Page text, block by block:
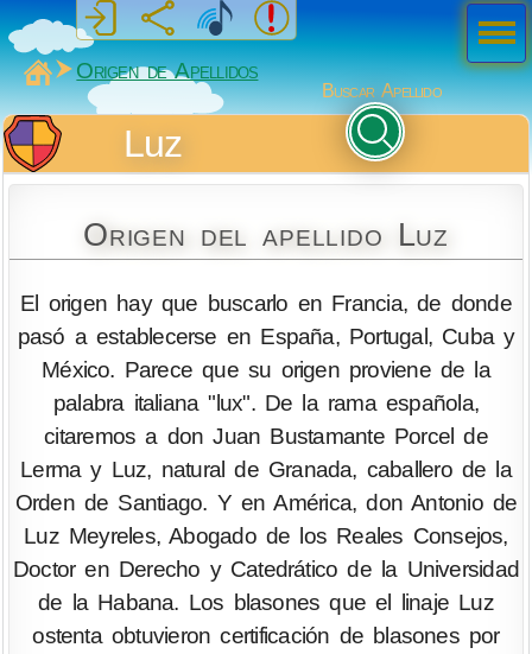
MiSabueso
Origen de Apellidos
Buscar Apellido
Luz
Origen del apellido Luz
El origen hay que buscarlo en Francia, de donde
pasó a establecerse en España, Portugal, Cuba y
México. Parece que su origen proviene de la
palabra italiana "lux". De la rama española,
citaremos a don Juan Bustamante Porcel de
Lerma y Luz, natural de Granada, caballero de la
Orden de Santiago. Y en América, don Antonio de
Luz Meyreles, Abogado de los Reales Consejos,
Doctor en Derecho y Catedrático de la Universidad
de la Habana. Los blasones que el linaje Luz
ostenta obtuvieron certificación de blasones por
Men
ú